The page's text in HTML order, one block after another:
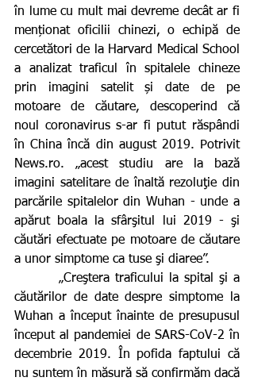
în lume cu mult mai devreme decât ar fi
menționat oficilii chinezi, o echipă de
cercetători de la Harvard Medical School
a analizat traficul în spitalele chineze
prin imagini satelit și date de pe
motoare de căutare, descoperind că
noul coronavirus s-ar fi putut răspândi
în China încă din august 2019. Potrivit
News.ro. „acest studiu are la bază
imagini satelitare de înaltă rezoluţie din
parcările spitalelor din Wuhan - unde a
apărut boala la sfârşitul lui 2019 - şi
căutări efectuate pe motoare de căutare
a unor simptome ca tuse şi diaree”.
căutărilor de date despre simptome la
Wuhan a început înainte de presupusul
început al pandemiei de SARS-CoV-2 în
decembrie 2019. În pofida faptului că
nu suntem în măsură să confirmăm dacă